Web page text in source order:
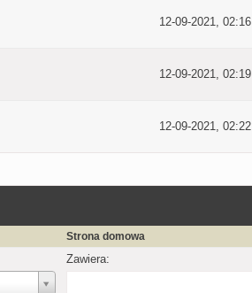
12-09-2021,
12-09-2021,
12-09-2021,
Strona domowa
Zawiera: